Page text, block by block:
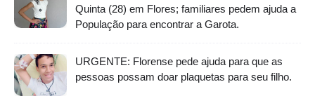
Quinta (28) em Flores; familiares pedem ajuda a
População para encontrar a Garota.
URGENTE: Florense pede ajuda para que as
pessoas possam doar plaquetas para seu filho.